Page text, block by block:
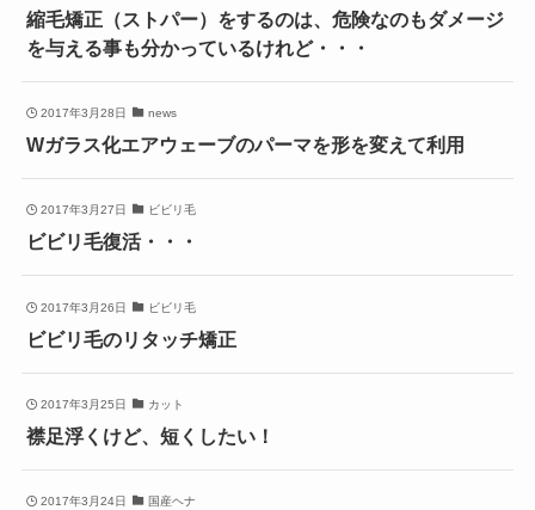
縮毛矯正（ストパー）をするのは、危険なのもダメージ
を与える事も分かっているけれど・・・
2017年3月28日 news
Wガラス化エアウェーブのパーマを形を変えて利用
2017年3月27日 ビビリ毛
ビビリ毛復活・・・
2017年3月26日 ビビリ毛
ビビリ毛のリタッチ矯正
2017年3月25日 カット
襟足浮くけど、短くしたい！
2017年3月24日 国産ヘナ